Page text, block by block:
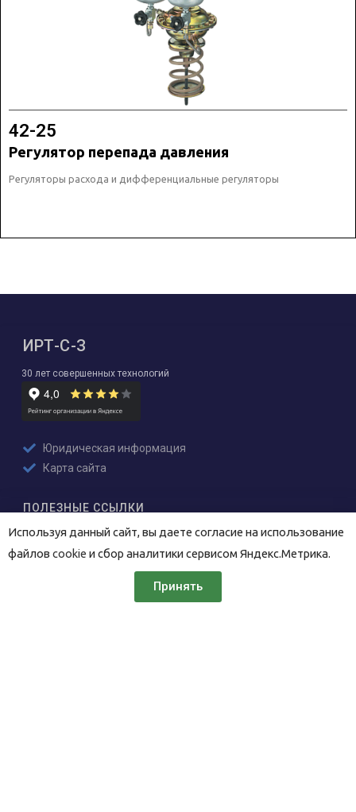
42-25
Регулятор перепада давления
Регуляторы расхода и дифференциальные регуляторы
ИРТ-С-З
30 лет совершенных технологий
Юридическая информация
Карта сайта
ПОЛЕЗНЫЕ ССЫЛКИ
FAQ
Каталог
Используя данный сайт, вы даете согласие на использование
файлов cookie и сбор аналитики сервисом Яндекс.Метрика.
Принять